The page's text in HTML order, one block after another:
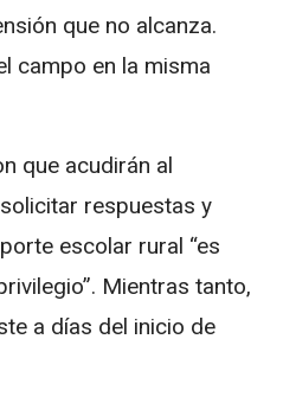
que no alcanza.
campo en la misma
que acudirán al
respuestas y
escolar rural “es
Mientras tanto,
a días del inicio de